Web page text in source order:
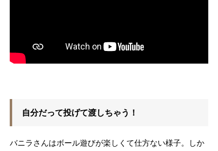
自分だって投げて渡しちゃう！
バニラさんはボール遊びが楽しくて仕方ない様子。しか